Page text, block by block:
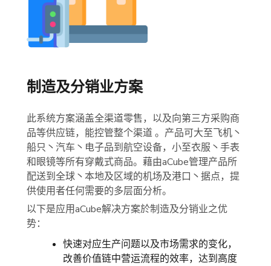
制造及分销业方案
此系统方案涵盖全渠道零售，以及向第三方采购商
品等供应链，能控管整个渠道 。产品可大至飞机丶
船只丶汽车丶电子品到航空设备，小至衣服丶手表
和眼镜等所有穿戴式商品。藉由aCube管理产品所
配送到全球丶本地及区域的机场及港口丶据点，提
供使用者任何需要的多层面分析。
以下是应用aCube解决方案於制造及分销业之优
势：
快速对应生产问题以及市场需求的变化，
改善价值链中营运流程的效率，达到高度